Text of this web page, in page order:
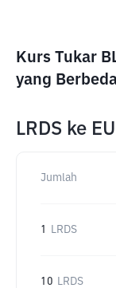
Kurs Tukar
yang
LRDS ke
Jumlah
1 LRDS
10 LRDS